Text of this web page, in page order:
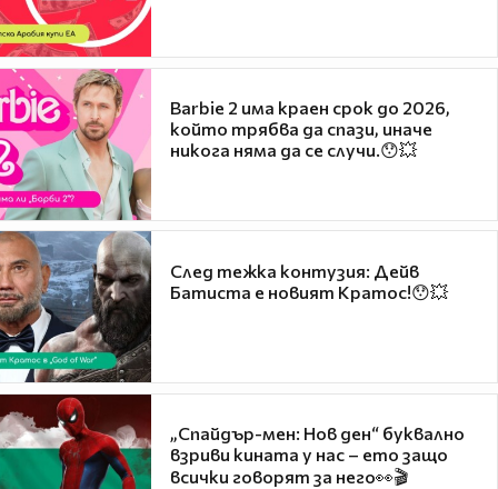
Barbie 2 има краен срок до 2026,
който трябва да спази, иначе
никога няма да се случи.😯💥
След тежка контузия: Дейв
Батиста е новият Кратос!😯💥
„Спайдър-мен: Нов ден“ буквално
взриви кината у нас – ето защо
всички говорят за него👀🎬